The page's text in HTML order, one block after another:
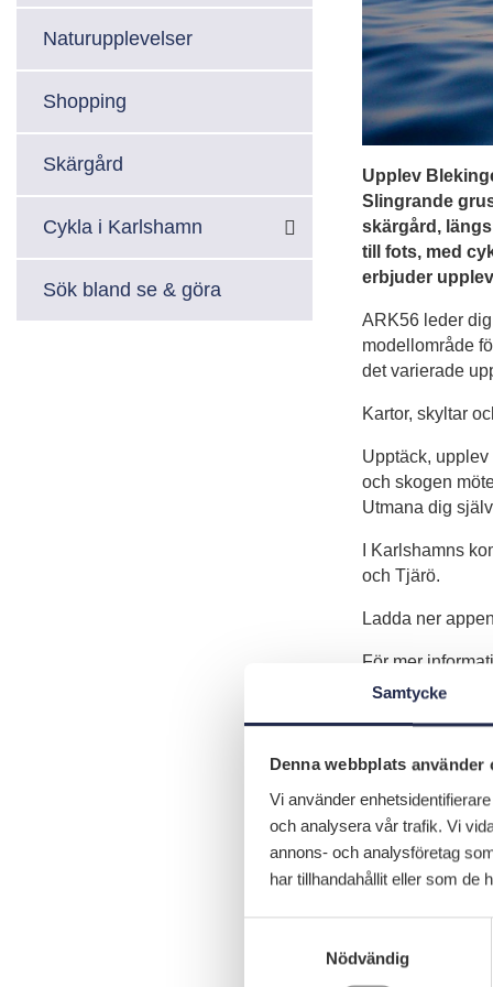
Samtycke
Denna webbplats använder
Vi använder
och analysera vår trafik. Vi
annons- och analysföretag
har tillhandahållit eller som de
Nödvändig
Naturupplevelser
Shopping
Skärgård
Cykla i Karlshamn
Sök bland se & göra
Upplev
Slingrande
skärgård,
till fots, med
erbjuder
ARK56 leder
modellområde
det varierade
Kartor, skyltar
Upptäck,
och skogen
Utmana dig
I Karlshamns
och Tjärö.
Ladda ner
För mer
Hemsida:
Facebook:
Läs mer här
(klicka på